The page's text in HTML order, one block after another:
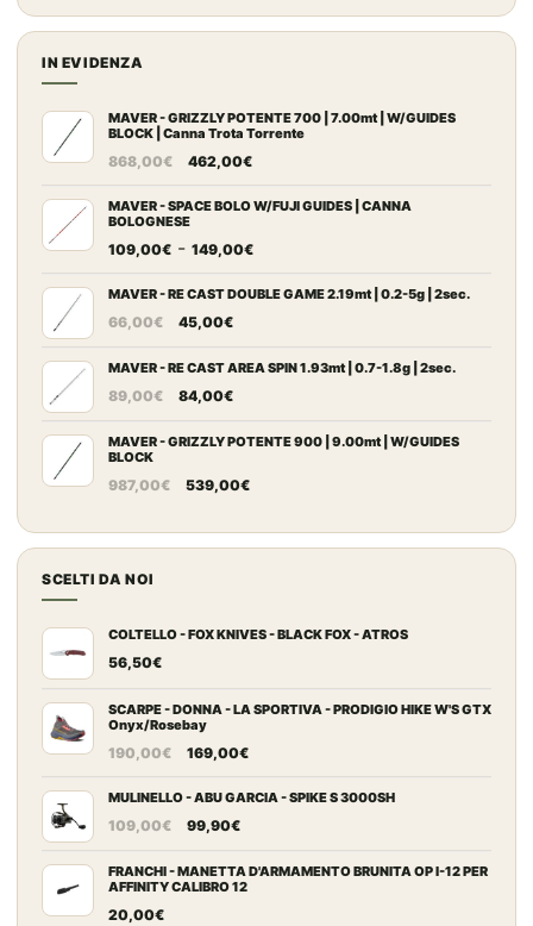
a
500,00€
prezzo:
da
137,00€
IN EVIDENZA
MAVER - GRIZZLY POTENTE 700 | 7.00mt | W/GUIDES
BLOCK | Canna Trota Torrente
868,00€
Il
originale
era:
868,00€.
462,00€Il
attuale
462,00€.
MAVER - SPACE BOLO W/FUJI GUIDES | CANNA
BOLOGNESE
109,00€ - 149,00€Fascia
prezzo:
a
MAVER - RE CAST DOUBLE GAME 2.19mt | 0.2-5g | 2sec.
66,00€
Il
originale
era:
45,00€Il
attuale
è:
MAVER - RE CAST AREA SPIN 1.93mt | 0.7-1.8g | 2sec.
89,00€
Il
originale
89,00€.
84,00€Il
attuale
84,00€.
MAVER - GRIZZLY POTENTE 900 | 9.00mt | W/GUIDES
BLOCK
987,00€
Il
originale
539,00€Il
attuale
SCELTI DA NOI
COLTELLO - FOX KNIVES - BLACK FOX - ATROS
56,50€
SCARPE - DONNA - LA SPORTIVA - PRODIGIO HIKE W'S GTX
Onyx/Rosebay
190,00€
Il
originale
era:
169,00€Il
attuale
MULINELLO - ABU GARCIA - SPIKE S 3000SH
109,00€
Il
originale
era:
99,90€Il
attuale
è:
FRANCHI - MANETTA D'ARMAMENTO BRUNITA OP I-12 PER
AFFINITY CALIBRO 12
20,00€